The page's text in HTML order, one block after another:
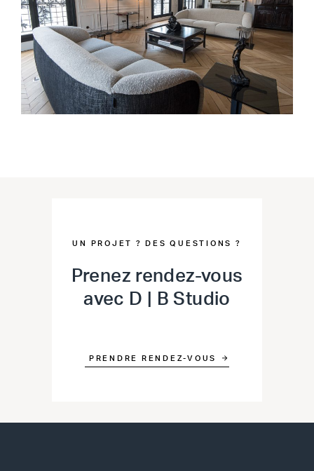
UN PROJET ? DES QUESTIONS ?
Prenez rendez-vous
avec D | B Studio
PRENDRE RENDEZ-VOUS